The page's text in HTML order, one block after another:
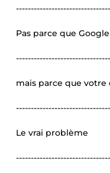
Pas parce que
mais parce que votre
Le vrai problème